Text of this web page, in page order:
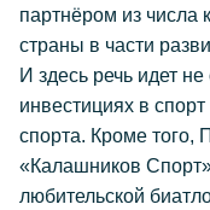
партнёром из числа
страны в части
И здесь речь идет
инвестициях в
спорта. Кроме того,
«Калашников
любительской